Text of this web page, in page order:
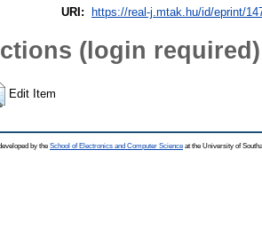
URI: https://real-j.mtak.hu/id/eprint/
(login required)
Edit Item
by the School of Electronics and Computer Science at the University of